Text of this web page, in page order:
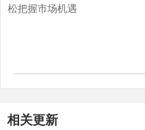
松把握市场机遇
相关更新